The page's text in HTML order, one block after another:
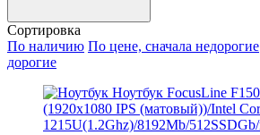
Сортировка
По наличию По цене, сначала недорогие
дорогие